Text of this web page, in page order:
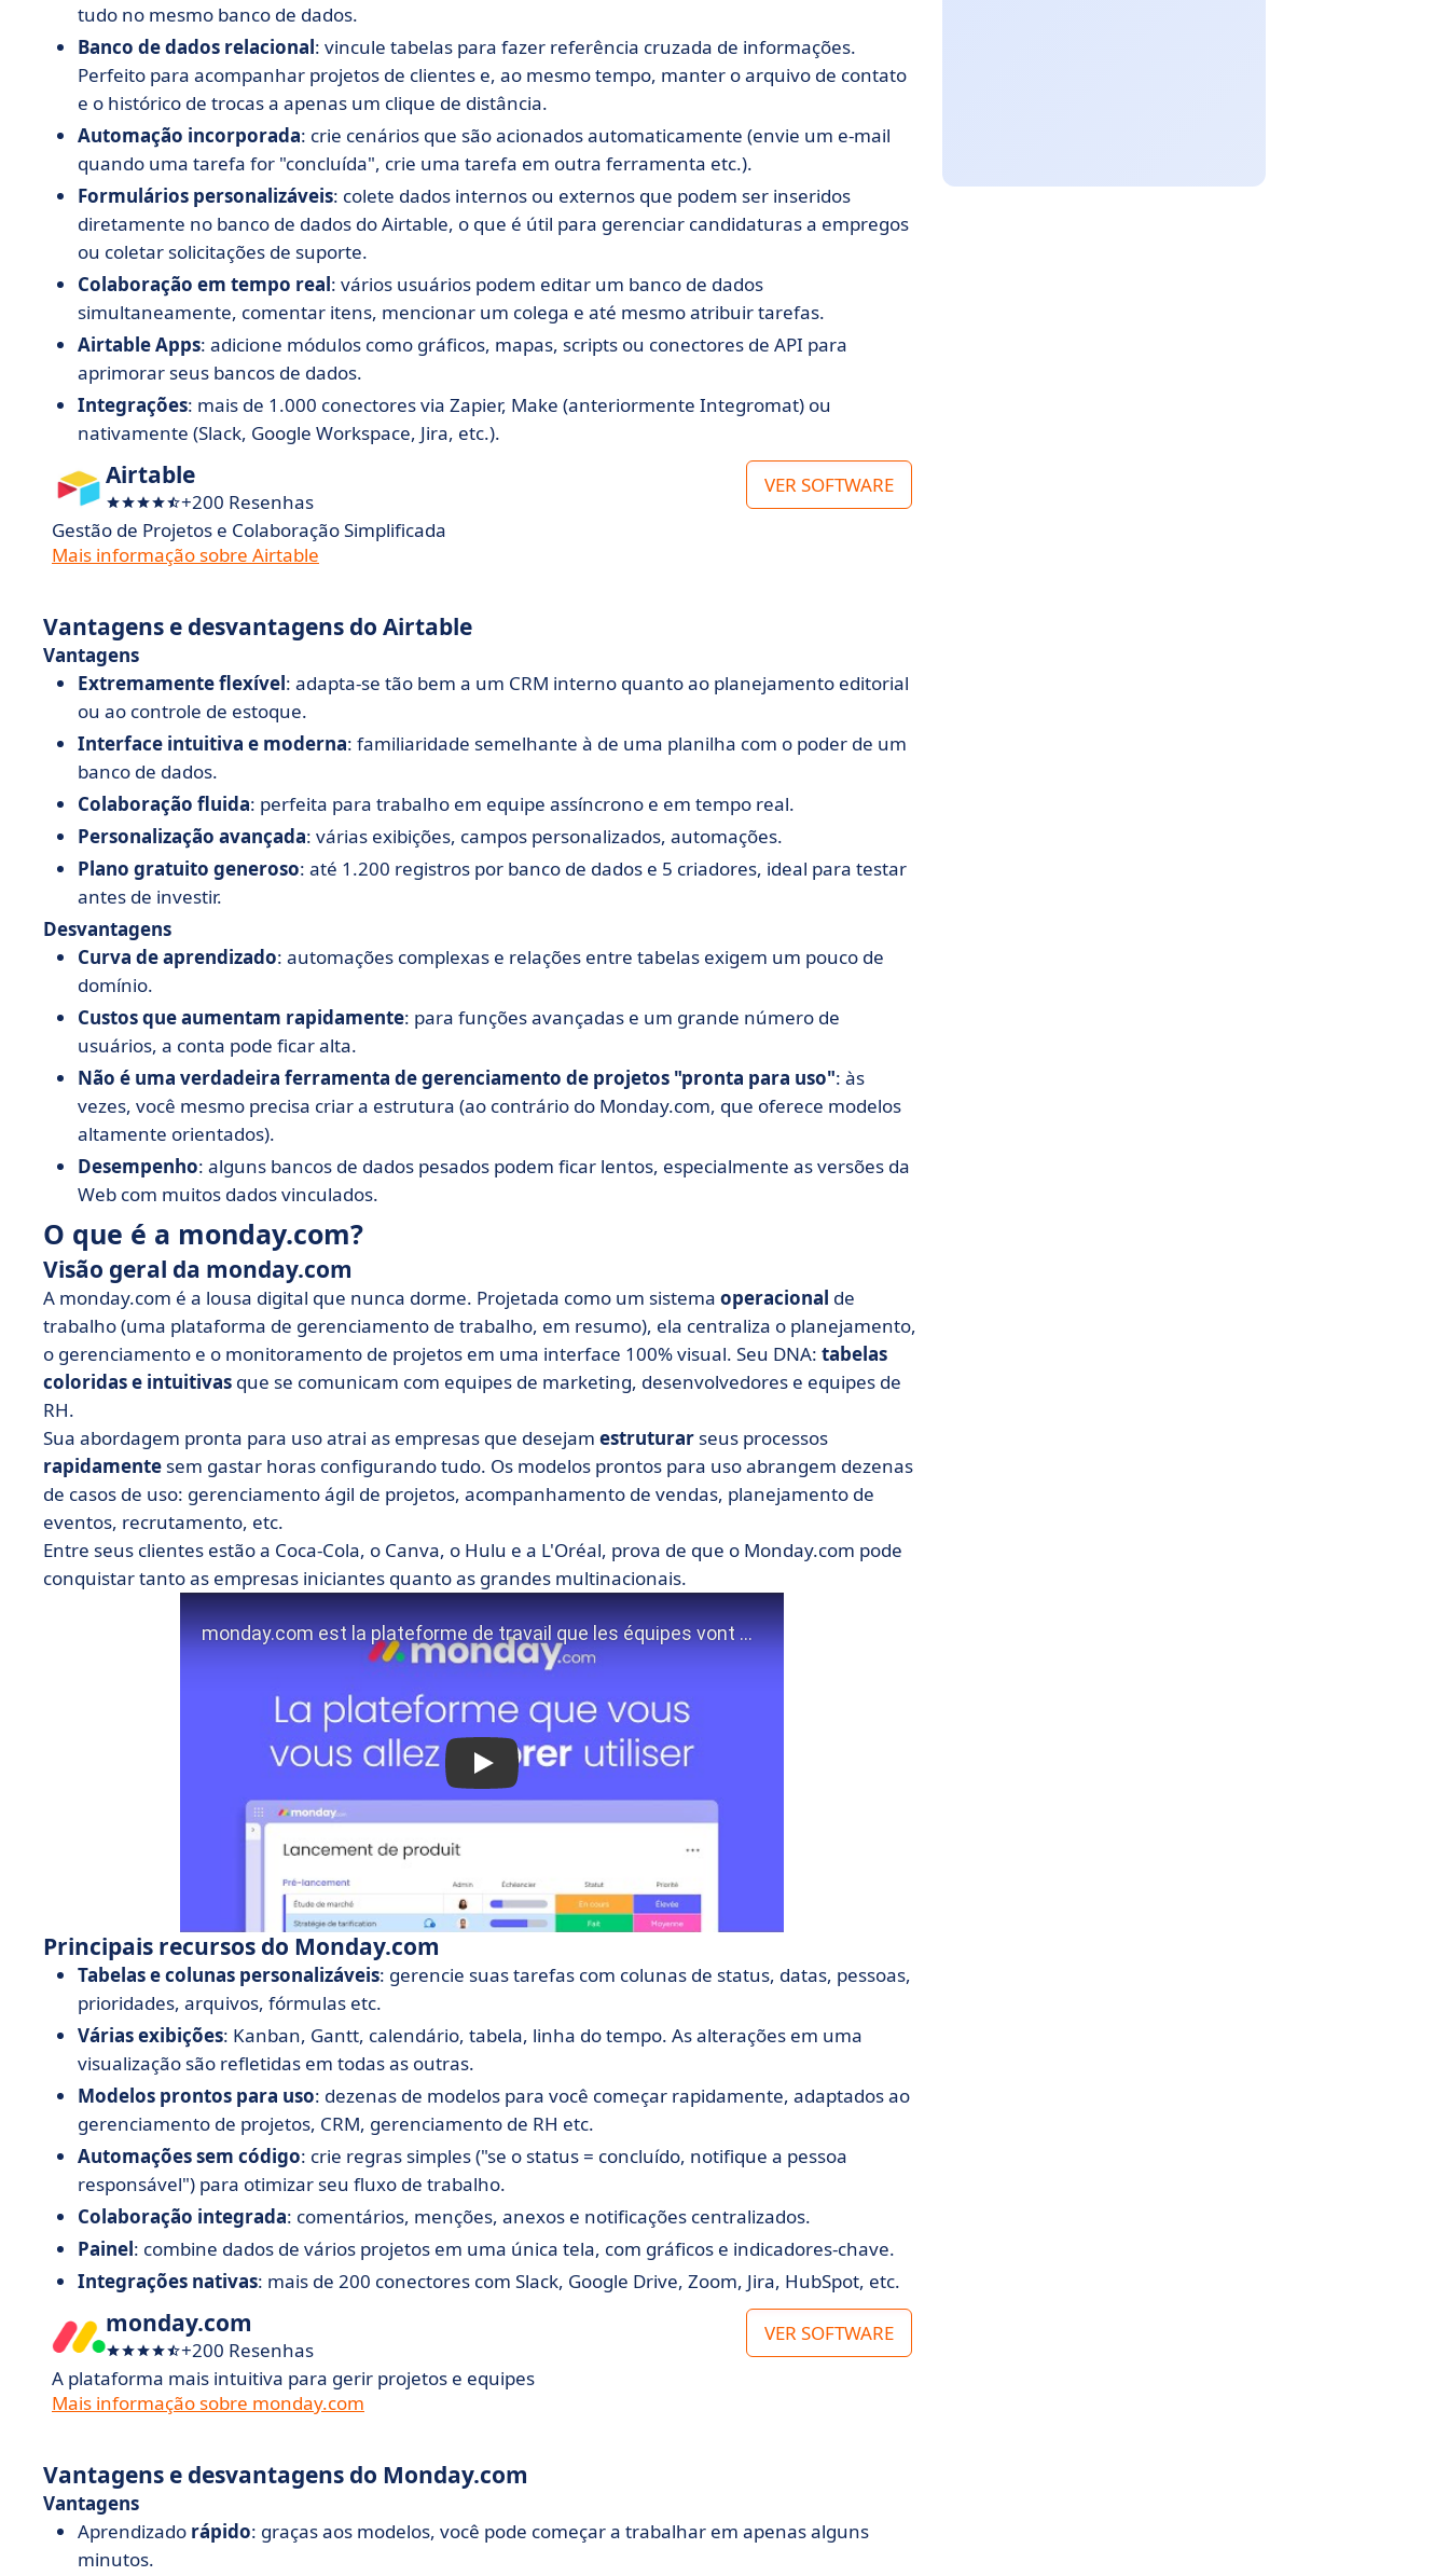
tudo no mesmo banco de dados.
Banco de dados relacional: vincule tabelas para fazer referência cruzada de informações.
Perfeito para acompanhar projetos de clientes e, ao mesmo tempo, manter o arquivo de contato
e o histórico de trocas a apenas um clique de distância.
Automação incorporada: crie cenários que são acionados automaticamente (envie um e-mail
quando uma tarefa for "concluída", crie uma tarefa em outra ferramenta etc.).
Formulários personalizáveis: colete dados internos ou externos que podem ser inseridos
diretamente no banco de dados do Airtable, o que é útil para gerenciar candidaturas a empregos
ou coletar solicitações de suporte.
Colaboração em tempo real: vários usuários podem editar um banco de dados
simultaneamente, comentar itens, mencionar um colega e até mesmo atribuir tarefas.
Airtable Apps: adicione módulos como gráficos, mapas, scripts ou conectores de API para
aprimorar seus bancos de dados.
Integrações: mais de 1.000 conectores via Zapier, Make (anteriormente Integromat) ou
nativamente (Slack, Google Workspace, Jira, etc.).
Airtable
+200 Resenhas
VER SOFTWARE
Gestão de Projetos e Colaboração Simplificada
Mais informação sobre Airtable
Vantagens e desvantagens do Airtable
Vantagens
Extremamente flexível: adapta-se tão bem a um CRM interno quanto ao planejamento editorial
ou ao controle de estoque.
Interface intuitiva e moderna: familiaridade semelhante à de uma planilha com o poder de um
banco de dados.
Colaboração fluida: perfeita para trabalho em equipe assíncrono e em tempo real.
Personalização avançada: várias exibições, campos personalizados, automações.
Plano gratuito generoso: até 1.200 registros por banco de dados e 5 criadores, ideal para testar
antes de investir.
Desvantagens
Curva de aprendizado: automações complexas e relações entre tabelas exigem um pouco de
domínio.
Custos que aumentam rapidamente: para funções avançadas e um grande número de
usuários, a conta pode ficar alta.
Não é uma verdadeira ferramenta de gerenciamento de projetos "pronta para uso": às
vezes, você mesmo precisa criar a estrutura (ao contrário do Monday.com, que oferece modelos
altamente orientados).
Desempenho: alguns bancos de dados pesados podem ficar lentos, especialmente as versões da
Web com muitos dados vinculados.
O que é a monday.com?
Visão geral da monday.com
A monday.com é a lousa digital que nunca dorme. Projetada como um sistema operacional de
trabalho (uma plataforma de gerenciamento de trabalho, em resumo), ela centraliza o planejamento,
o gerenciamento e o monitoramento de projetos em uma interface 100% visual. Seu DNA: tabelas
coloridas e intuitivas que se comunicam com equipes de marketing, desenvolvedores e equipes de
RH.
Sua abordagem pronta para uso atrai as empresas que desejam estruturar seus processos
rapidamente sem gastar horas configurando tudo. Os modelos prontos para uso abrangem dezenas
de casos de uso: gerenciamento ágil de projetos, acompanhamento de vendas, planejamento de
eventos, recrutamento, etc.
Entre seus clientes estão a Coca-Cola, o Canva, o Hulu e a L'Oréal, prova de que o Monday.com pode
conquistar tanto as empresas iniciantes quanto as grandes multinacionais.
Principais recursos do Monday.com
Tabelas e colunas personalizáveis: gerencie suas tarefas com colunas de status, datas, pessoas,
prioridades, arquivos, fórmulas etc.
Várias exibições: Kanban, Gantt, calendário, tabela, linha do tempo. As alterações em uma
visualização são refletidas em todas as outras.
Modelos prontos para uso: dezenas de modelos para você começar rapidamente, adaptados ao
gerenciamento de projetos, CRM, gerenciamento de RH etc.
Automações sem código: crie regras simples ("se o status = concluído, notifique a pessoa
responsável") para otimizar seu fluxo de trabalho.
Colaboração integrada: comentários, menções, anexos e notificações centralizados.
Painel: combine dados de vários projetos em uma única tela, com gráficos e indicadores-chave.
Integrações nativas: mais de 200 conectores com Slack, Google Drive, Zoom, Jira, HubSpot, etc.
monday.com
+200 Resenhas
VER SOFTWARE
A plataforma mais intuitiva para gerir projetos e equipes
Mais informação sobre monday.com
Vantagens e desvantagens do Monday.com
Vantagens
Aprendizado rápido: graças aos modelos, você pode começar a trabalhar em apenas alguns
minutos.